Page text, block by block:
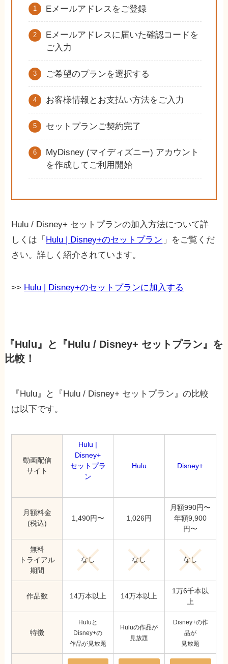
Eメールアドレスをご登録
Eメールアドレスに届いた確認コードを
ご入力
ご希望のプランを選択する
お客様情報とお支払い方法をご入力
セットプランご契約完了
MyDisney (マイディズニー) アカウント
を作成してご利用開始
Hulu / Disney+ セットプランの加入方法について詳
しくは「 Hulu | Disney+のセットプラン 」をご覧くだ
さい。詳しく紹介されています。
>> Hulu | Disney+のセットプランに加入する
『Hulu』と『Hulu / Disney+ セットプラン』を
比較！
『Hulu』と『Hulu / Disney+ セットプラン』の比較
は以下です。
動画配信
サイト
Hulu |
Disney+
セットプラ
ン
Hulu Disney+
月額料金
(税込)
1,490円〜 1,026円
月額990円〜
年額9,900
円〜
無料
トライアル
期間
なし なし なし
作品数 14万本以上 14万本以上
1万6千本以
上
特徴
Huluと
Disney+の
作品が見放題
Huluの作品が
見放題
Disney+の作
品が
見放題